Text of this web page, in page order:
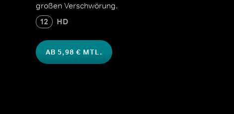
großen Verschwörung.
12 HD
AB 5,98 € MTL.